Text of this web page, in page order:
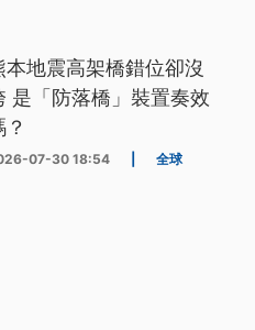
本地震高架橋錯位卻沒
是「防落橋」裝置奏效
07-30 18:54 全球